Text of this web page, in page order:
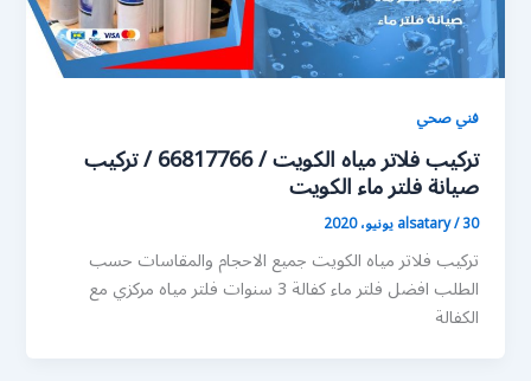
فني صحي
تركيب فلاتر مياه الكويت / 66817766 / تركيب
صيانة فلتر ماء الكويت
alsatary/30 يونيو، 2020
تركيب فلاتر مياه الكويت جميع الاحجام والمقاسات حسب
الطلب افضل فلتر ماء كفالة 3 سنوات فلتر مياه مركزي مع
الكفالة